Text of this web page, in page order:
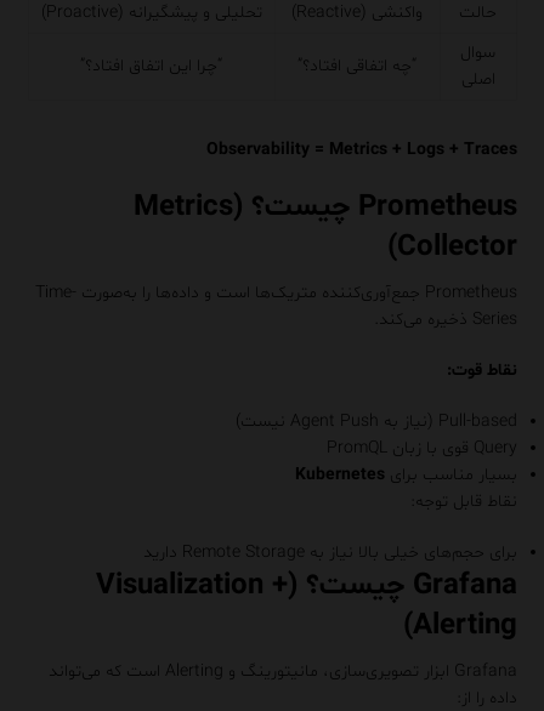
حالت
واکنشی (Reactive)
تحلیلی و پیشگیرانه (Proactive)
سوال
اصلی
“چه اتفاقی افتاد؟” “چرا این اتفاق افتاد؟”
Observability = Metrics + Logs + Traces
Prometheus چیست؟ (Metrics
Collector)
Prometheus جمع‌آوری‌کننده متریک‌ها است و داده‌ها را به‌صورت Time-
Series ذخیره می‌کند.
نقاط قوت:
Pull-based (نیاز به Agent Push نیست)
Query قوی با زبان PromQL
بسیار مناسب برای Kubernetes
نقاط قابل توجه:
برای حجم‌های خیلی بالا نیاز به Remote Storage دارید
Grafana چیست؟ (Visualization +
Alerting)
Grafana ابزار تصویری‌سازی، مانیتورینگ و Alerting است که می‌تواند
داده را از: